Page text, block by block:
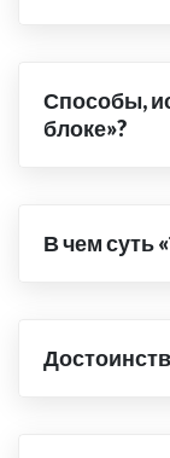
Способы,
блоке»?
В чем суть